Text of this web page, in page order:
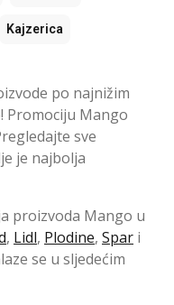
Kajzerica
po najnižim
Promociju Mango
sve
je najbolja
proizvoda Mango u
, Lidl, Plodine, Spar i
se u sljedećim